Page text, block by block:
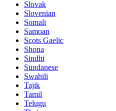
Slovak
Slovenian
Somali
Samoan
Scots Gaelic
Shona
Sindhi
Sundanese
Swahili
Tajik
Tamil
Telugu